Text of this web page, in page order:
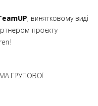
, винятковому виді
проєкту
ГРУПОВОЇ